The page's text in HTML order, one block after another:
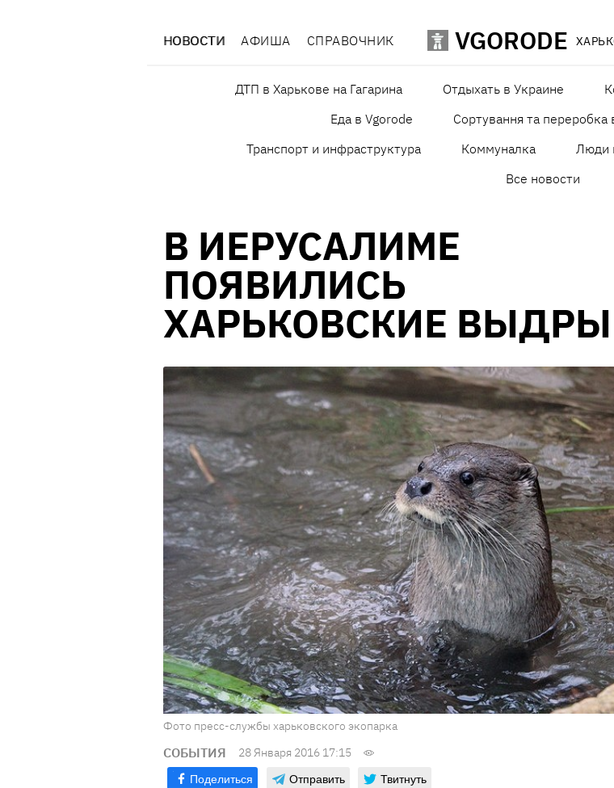
НОВОСТИ АФИША СПРАВОЧНИК VGORODE
ДТП в Харькове на Гагарина Отдыхать в Украине
Еда в Vgorode
Сортування та переробка
Транспорт и инфраструктура
Коммуналка Люди
Все новости
В ИЕРУСАЛИМЕ
ПОЯВИЛИСЬ
ХАРЬКОВСКИЕ ВЫДРЫ
Фото пресс-службы харьковского экопарка
СОБЫТИЯ 28 Января 2016 17:15
Поделиться Отправить Твитнуть